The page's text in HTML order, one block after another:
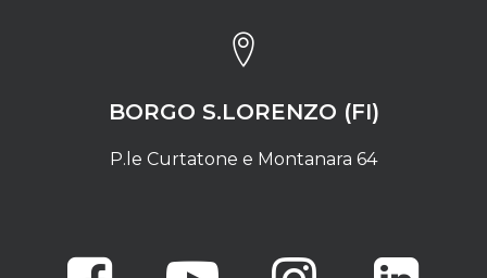
BORGO S.LORENZO (FI)
P.le Curtatone e Montanara 64